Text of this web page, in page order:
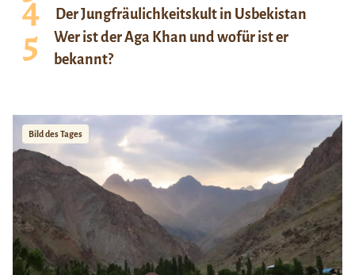
Der Jungfräulichkeitskult in Usbekistan
Wer ist der Aga Khan und wofür ist er
bekannt?
Bild des Tages